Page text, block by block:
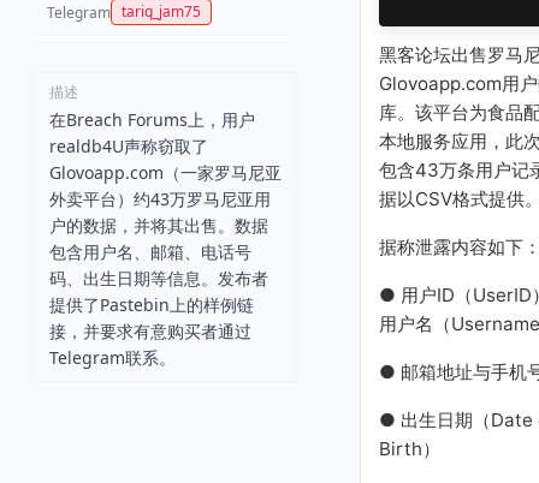
Telegram tariq_jam75
描述
在Breach Forums上，用户
realdb4U声称窃取了
Glovoapp.com（一家罗马尼亚
外卖平台）约43万罗马尼亚用
户的数据，并将其出售。数据
包含用户名、邮箱、电话号
码、出生日期等信息。发布者
提供了Pastebin上的样例链
接，并要求有意购买者通过
Telegram联系。
黑客论坛出售罗马
Glovoapp.com用
库。该平台为食品
本地服务应用，此
包含43万条用户记
据以CSV格式提供
据称泄露内容如下
● 用户ID（UserID
用户名（
● 邮箱地址与手机
● 出生日期（Date
Birth）